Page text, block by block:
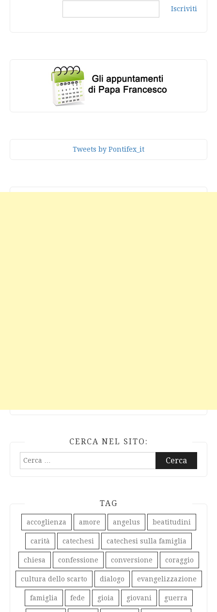
Iscriviti
Tweets by Pontifex_it
CERCA NEL SITO:
Ricerca
per:
TAG
accoglienza amore angelus beatitudini
carità catechesi catechesi sulla famiglia
chiesa confessione conversione coraggio
cultura dello scarto dialogo evangelizzazione
famiglia fede gioia giovani guerra